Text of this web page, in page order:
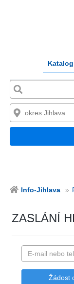
Katalog
Info-Jihlava
ZASLÁNÍ